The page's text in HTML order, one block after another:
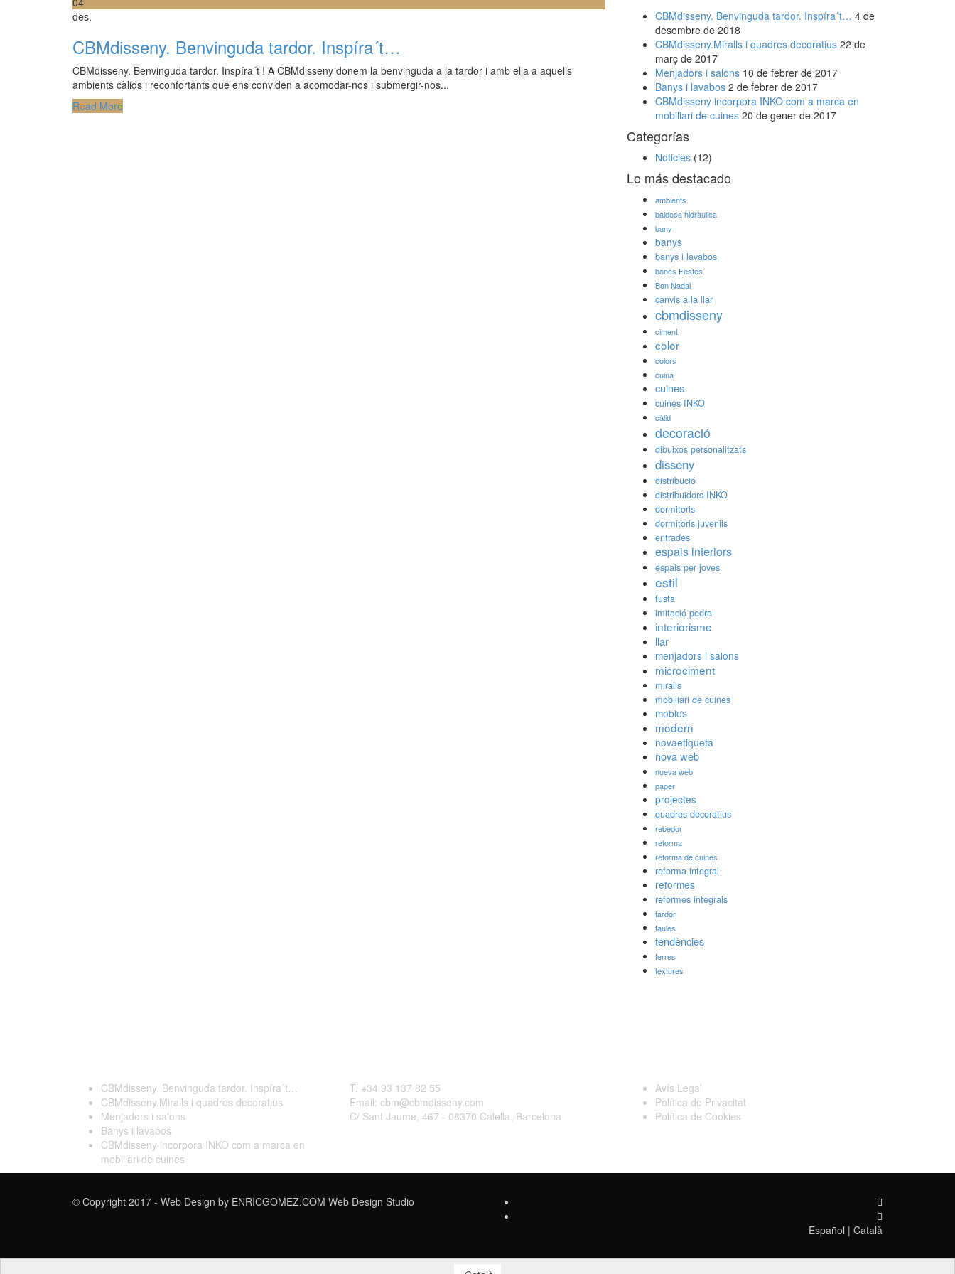
des.
CBMdisseny. Benvinguda tardor. Inspíra´t…
CBMdisseny. Benvinguda tardor. Inspíra´t ! A CBMdisseny donem la benvinguda a la tardor i amb ella a aquells
ambients càlids i reconfortants que ens conviden a acomodar-nos i submergir-nos...
Read More
CBMdisseny. Benvinguda tardor. Inspíra´t… 4 de
desembre de 2018
CBMdisseny.Miralls i quadres decoratius 22 de
març de 2017
Menjadors i salons 10 de febrer de 2017
Banys i lavabos 2 de febrer de 2017
CBMdisseny incorpora INKO com a marca en
mobiliari de cuines 20 de gener de 2017
Categorías
Noticies (12)
Lo más destacado
ambients
baldosa hidràulica
bany
banys
banys i lavabos
bones Festes
Bon Nadal
canvis a la llar
cbmdisseny
ciment
color
colors
cuina
cuines
cuines INKO
càlid
decoració
dibuixos personalitzats
disseny
distribució
distribuidors INKO
dormitoris
dormitoris juvenils
entrades
espais interiors
espais per joves
estil
fusta
imitació pedra
interiorisme
llar
menjadors i salons
microciment
miralls
mobiliari de cuines
mobles
modern
novaetiqueta
nova web
nueva web
paper
projectes
quadres decoratius
rebedor
reforma
reforma de cuines
reforma integral
reformes
reformes integrals
tardor
taules
tendències
terres
textures
CBMdisseny. Benvinguda tardor. Inspíra´t…
CBMdisseny.Miralls i quadres decoratius
Menjadors i salons
Banys i lavabos
CBMdisseny incorpora INKO com a marca en
mobiliari de cuines
T. +34 93 137 82 55
Email: cbm@cbmdisseny.com
C/ Sant Jaume, 467 - 08370 Calella, Barcelona
Avís Legal
Política de Privacitat
Política de Cookies
© Copyright 2017 - Web Design by ENRICGOMEZ.COM Web Design Studio
Español | Català